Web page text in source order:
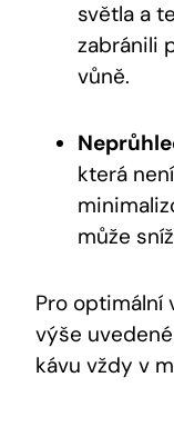
světla a
zabránili
vůně.
která
může
Pro optimální
výše
kávu vždy v